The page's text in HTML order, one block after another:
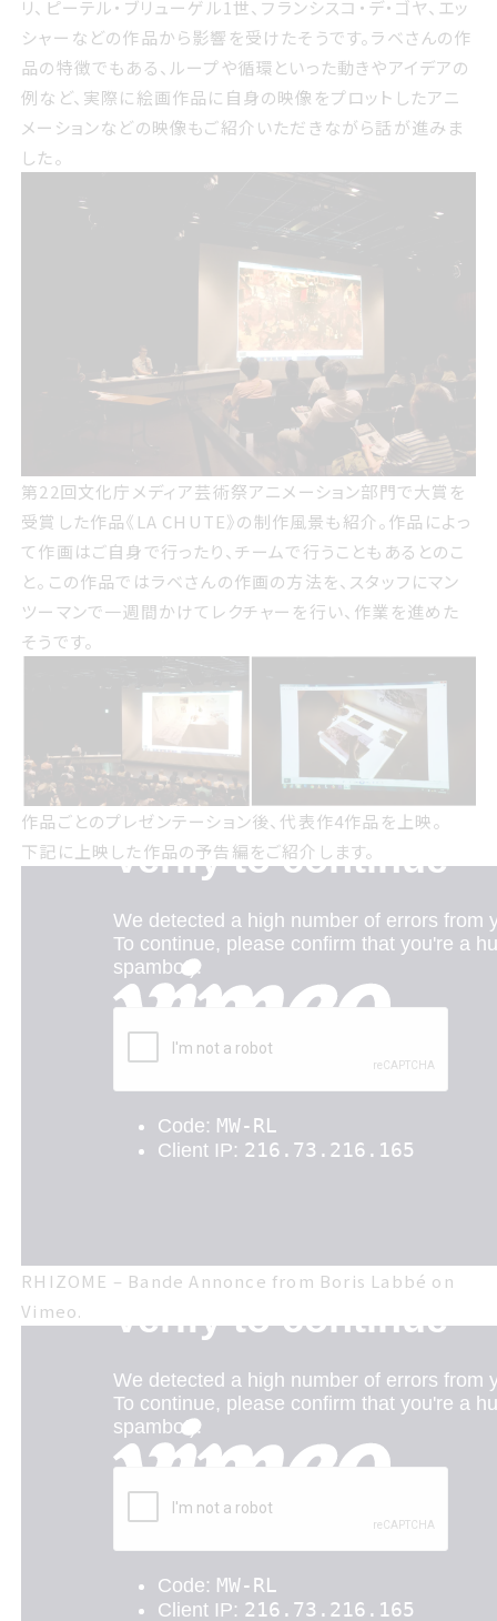
リ、ピーテル・ブリューゲル1世、フランシスコ・デ・ゴヤ、エッ
シャーなどの作品から影響を受けたそうです。ラベさんの作
品の特徴でもある、ループや循環といった動きやアイデアの
例など、実際に絵画作品に自身の映像をプロットしたアニ
メーションなどの映像もご紹介いただきながら話が進みま
した。
第22回文化庁メディア芸術祭アニメーション部門で大賞を
受賞した作品《LA CHUTE》の制作風景も紹介。作品によっ
て作画はご自身で行ったり、チームで行うこともあるとのこ
と。この作品ではラベさんの作画の方法を、スタッフにマン
ツーマンで一週間かけてレクチャーを行い、作業を進めた
そうです。
作品ごとのプレゼンテーション後、代表作4作品を上映。
下記に上映した作品の予告編をご紹介します。
RHIZOME – Bande Annonce from Boris Labbé on
Vimeo.